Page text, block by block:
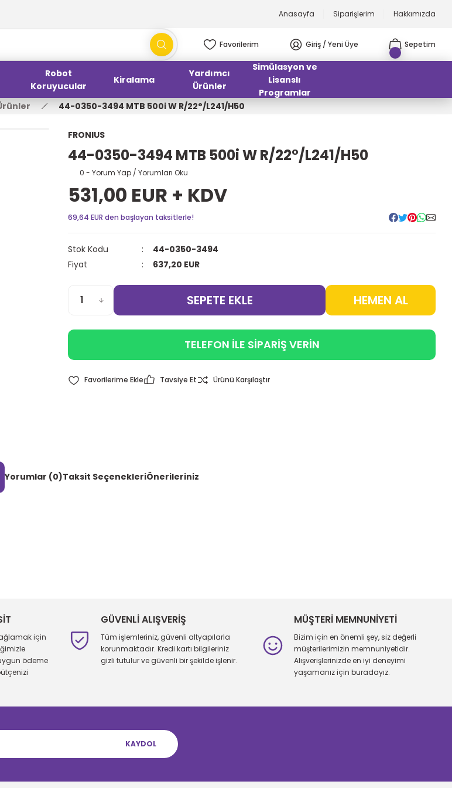
Anasayfa Siparişlerim Hakkımızda
Favorilerim Giriş / Yeni Üye Sepetim
Robot
Koruyucular
Kiralama
Yardımcı
Ürünler
Simülasyon ve
Lisanslı
Programlar
44-0350-3494 MTB 500i W R/22°/L241/H50
FRONIUS
44-0350-3494 MTB 500i W R/22°/L241/H50
0 - Yorum Yap / Yorumları Oku
531,00 EUR + KDV
69,64 EUR den başlayan taksitlerle!
Stok Kodu
44-0350-3494
Fiyat
637,20 EUR
SEPETE EKLE HEMEN AL
TELEFON İLE SİPARİŞ VERİN
Tavsiye Et Ürünü Karşılaştır
Yorumlar (0)Taksit SeçenekleriÖnerileriniz
için
ödeme
GÜVENLİ ALIŞVERİŞ
Tüm işlemleriniz, güvenli altyapılarla
korunmaktadır. Kredi kartı bilgileriniz
gizli tutulur ve güvenli bir şekilde işlenir.
MÜŞTERİ MEMNUNİYETİ
Bizim için en önemli şey, siz değerli
müşterilerimizin memnuniyetidir.
Alışverişlerinizde en iyi deneyimi
yaşamanız için buradayız.
KAYDOL